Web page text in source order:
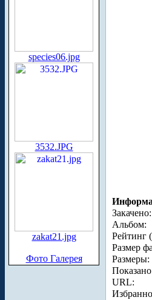
species06.jpg
3532.JPG
zakat21.jpg
Фото Галерея
Закачено:
Альбом:
Рейтинг
Размер
Размеры:
URL: